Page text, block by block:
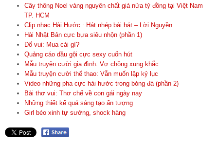
Cây thông Noel vàng nguyên chất giá nửa tỷ đồng tại Việt Nam
TP. HCM
Clip nhạc Hài Hước : Hát nhép bài hát – Lời Nguyền
Hài Nhật Bản cực bựa siêu nhộn (phần 1)
Đố vui: Mua cái gì?
Quảng cáo dầu gội cực sexy cuốn hút
Mẫu truyện cười gia đình: Vợ chồng xung khắc
Mẫu truyện cười thể thao: Vẫn muốn lập kỷ lục
Video những pha cực hài hước trong bóng đá (phần 2)
Bài thơ vui: Thơ chế về con gái ngày nay
Những thiết kế quá sáng tạo ấn tượng
Girl béo xinh tự sướng, shock hàng